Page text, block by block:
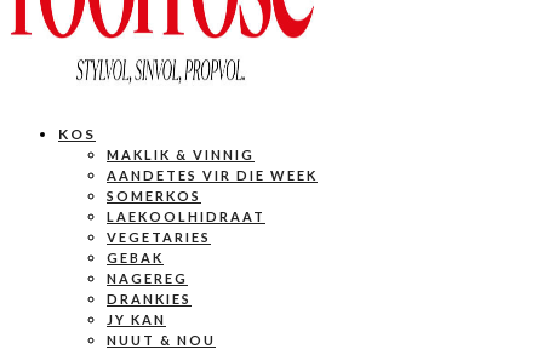
KOS
MAKLIK & VINNIG
AANDETES VIR DIE WEEK
SOMERKOS
LAEKOOLHIDRAAT
VEGETARIES
GEBAK
NAGEREG
DRANKIES
JY KAN
NUUT & NOU